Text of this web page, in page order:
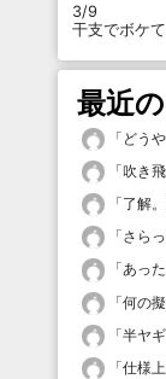
3/9
干支でボケ
最近
「 どう
「吹き
「了解
「さら
「あっ
「何の
「半ヤ
「仕様